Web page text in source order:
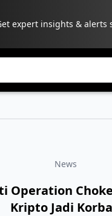
expert insights &
News
Operation
Kripto Jadi